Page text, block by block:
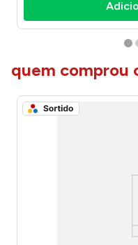
quem comprou